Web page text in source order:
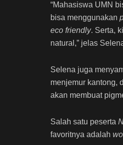
“Mahasiswa UMN
bisa menggunakan
eco friendly. Serta,
natural,” jelas
Selena juga
menjemur kantong,
akan membuat
Salah satu peserta
favoritnya adalah